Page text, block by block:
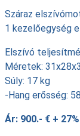
Száraz
1 kezelőegység
Elszívó
Méretek:
Súly: 17 kg
-Hang erősség:
Ár: 900.- € +